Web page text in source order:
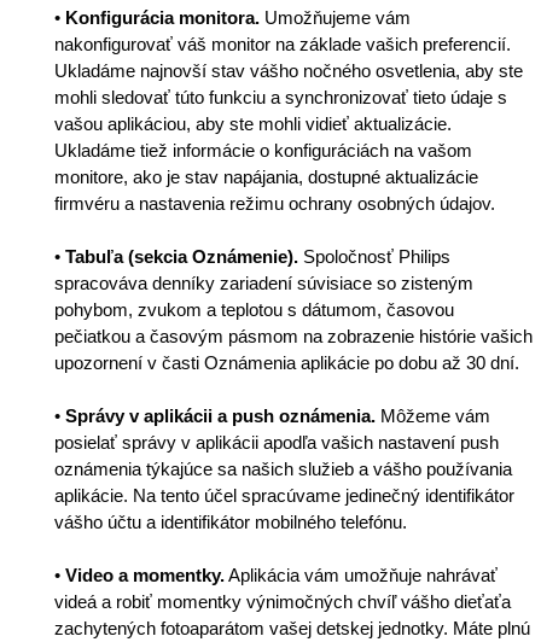
• Konfigurácia monitora. Umožňujeme vám
nakonfigurovať váš monitor na základe vašich preferencií.
Ukladáme najnovší stav vášho nočného osvetlenia, aby ste
mohli sledovať túto funkciu a synchronizovať tieto údaje s
vašou aplikáciou, aby ste mohli vidieť aktualizácie.
Ukladáme tiež informácie o konfiguráciách na vašom
monitore, ako je stav napájania, dostupné aktualizácie
firmvéru a nastavenia režimu ochrany osobných údajov.
•Tabuľa (sekcia Oznámenie). Spoločnosť Philips
spracováva denníky zariadení súvisiace so zisteným
pohybom, zvukom a teplotou s dátumom, časovou
pečiatkou a časovým pásmom na zobrazenie histórie vašich
upozornení v časti Oznámenia aplikácie po dobu až 30 dní.
•Správy v aplikácii a push oznámenia. Môžeme vám
posielať správy v aplikácii apodľa vašich nastavení push
oznámenia týkajúce sa našich služieb a vášho používania
aplikácie. Na tento účel spracúvame jedinečný identifikátor
vášho účtu a identifikátor mobilného telefónu.
•Video a momentky.Aplikácia vám umožňuje nahrávať
videá a robiť momentky výnimočných chvíľ vášho dieťaťa
zachytených fotoaparátom vašej detskej jednotky. Máte plnú